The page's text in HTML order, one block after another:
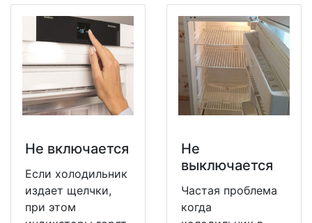
Не включается
Если холодильник
издает щелчки,
при этом
Не
выключается
Частая проблема
когда